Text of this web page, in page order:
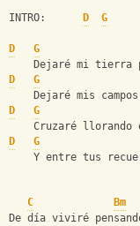
INTRO: D G
D
G
Dejaré mi tierra
D
G
Dejaré mis
D
G
Cruzaré llorando
D
G
Y entre tus
C Bm
De día viviré